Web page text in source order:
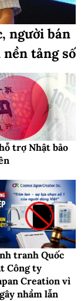
người bán
tảng số
trợ Nhật bảo
tranh Quốc
Công ty
Creation vì
nhầm lẫn